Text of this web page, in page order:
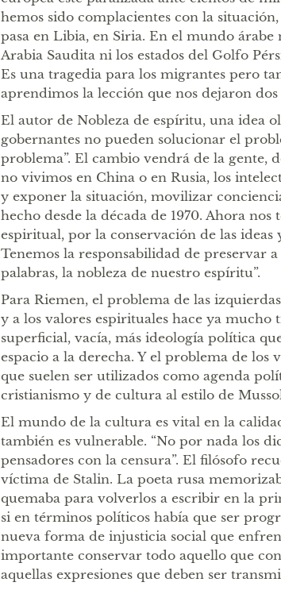
hemos sido complacientes con la
pasa en Libia, en Siria. En el mundo árabe
Arabia Saudita ni los estados del Golfo
Es una tragedia para los migrantes pero
aprendimos la lección que nos dejaron dos
El autor de Nobleza de espíritu, una idea
gobernantes no pueden solucionar el
problema”. El cambio vendrá de la gente,
no vivimos en China o en Rusia, los
y exponer la situación, movilizar
hecho desde la década de 1970. Ahora
espiritual, por la conservación de las ideas
Tenemos la responsabilidad de preservar
palabras, la nobleza de nuestro espíritu”.
Para Riemen, el problema de las
y a los valores espirituales hace ya mucho
superficial, vacía, más ideología política
espacio a la derecha. Y el problema de los
que suelen ser utilizados como agenda
cristianismo y de cultura al estilo de
El mundo de la cultura es vital en la
también es vulnerable. “No por nada los
pensadores con la censura”. El filósofo
víctima de Stalin. La poeta rusa
quemaba para volverlos a escribir en la
si en términos políticos había que ser
nueva forma de injusticia social que
importante conservar todo aquello que
aquellas expresiones que deben ser